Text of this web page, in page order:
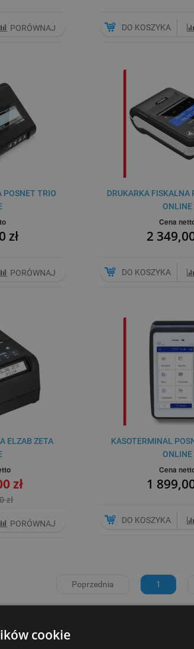
PORÓWNAJ DO KOSZYKA
POSNET TRIO
zł
PORÓWNAJ
DRUKARKA FISKALNA
ONLINE
Cena
2
DO KOSZYKA
ELZAB ZETA
zł
zł
PORÓWNAJ
KASOTERMINAL
ONLINE
Cena
1
DO KOSZYKA
Poprzednia 1
wiąże się z wieloma formalnościami, w
usługi prawne muszą rejestrować swoje
sprzętu fiskalnego, który nie tylko
cookie